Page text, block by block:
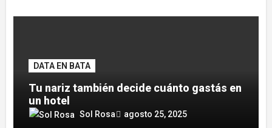
DATA EN BATA
Tu nariz también decide cuánto gastás en
un hotel
Sol Rosa agosto 25, 2025